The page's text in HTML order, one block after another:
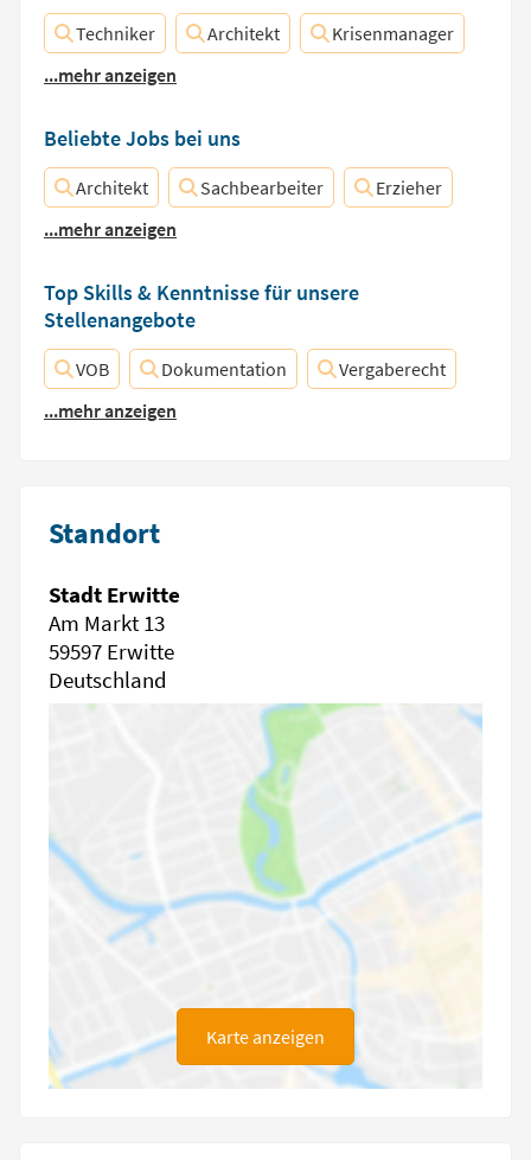
Techniker Architekt
Krisenmanager
...mehr anzeigen
Beliebte Jobs bei uns
Architekt Sachbearbeiter
Erzieher
...mehr anzeigen
Top Skills & Kenntnisse für unsere
Stellenangebote
VOB Dokumentation
Vergaberecht
...mehr anzeigen
Standort
Stadt Erwitte
Am Markt 13
59597 Erwitte
Deutschland
Karte anzeigen